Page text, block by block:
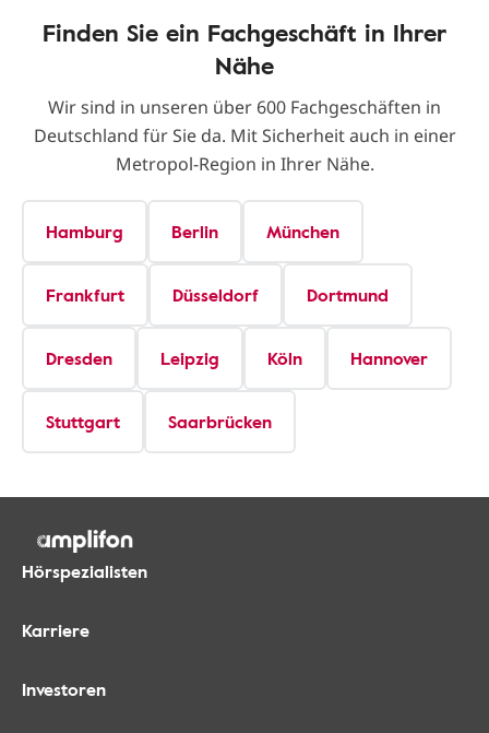
Finden Sie ein Fachgeschäft in Ihrer
Nähe
Wir sind in unseren über 600 Fachgeschäften in
Deutschland für Sie da. Mit Sicherheit auch in einer
Metropol-Region in Ihrer Nähe.
Hamburg Berlin München
Frankfurt Düsseldorf Dortmund
Dresden Leipzig Köln Hannover
Stuttgart Saarbrücken
Hörspezialisten
Karriere
Investoren